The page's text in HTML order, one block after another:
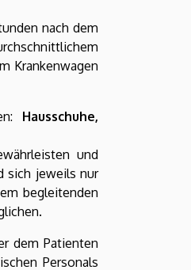
nach dem
Krankenwagen
Hausschuhe,
und
sich jeweils nur
begleitenden
dem Patienten
Personals